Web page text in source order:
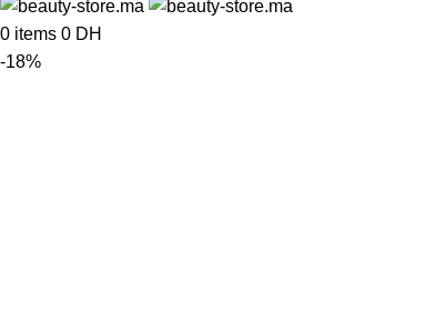
0 items 0 DH
-18%